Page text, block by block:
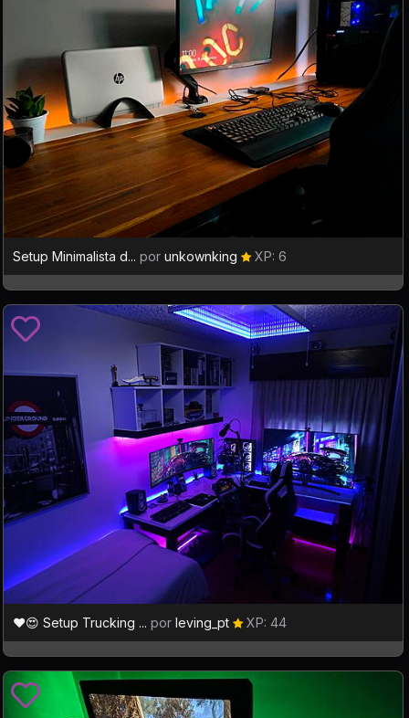
Setup Minimalista d... por unkownking XP: 6
❤️😍 Setup Trucking ... por leving_pt XP: 44